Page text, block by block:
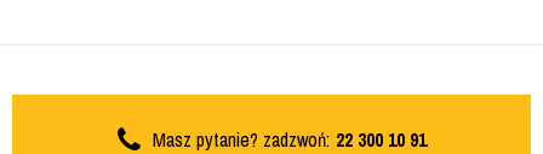
Masz pytanie? zadzwoń: 22 300 10 91